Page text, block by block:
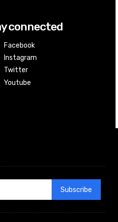
connected
Facebook
Instagram
Twitter
Youtube
Subscribe